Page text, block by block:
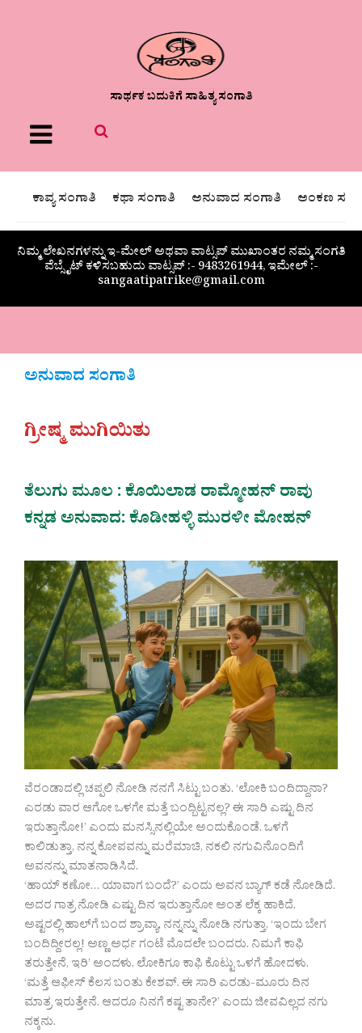
ಸಾರ್ಥಕ ಬದುಕಿಗೆ ಸಾಹಿತ್ಯ ಸಂಗಾತಿ
Menu
ಕಾವ್ಯ ಸಂಗಾತಿ ಕಥಾ ಸಂಗಾತಿ ಅನುವಾದ ಸಂಗಾತಿ ಅಂಕಣ
ನಿಮ್ಮ ಲೇಖನಗಳನ್ನು ಇ-ಮೇಲ್ ಅಥವಾ ವಾಟ್ಸಪ್ ಮುಖಾಂತರ ನಮ್ಮ ಸಂಗತಿ
ವೆಬ್ಸೈಟ್ ಕಳಿಸಬಹುದು ವಾಟ್ಸಪ್‌ :- 9483261944, ಇಮೇಲ್ :-
sangaatipatrike@gmail.com
ಅನುವಾದ ಸಂಗಾತಿ
ಗ್ರೀಷ್ಮ ಮುಗಿಯಿತು
ತೆಲುಗು ಮೂಲ : ಕೊಯಿಲಾಡ ರಾಮ್ಮೋಹನ್ ರಾವು
ಕನ್ನಡ ಅನುವಾದ: ಕೊಡೀಹಳ್ಳಿ ಮುರಳೀ ಮೋಹನ್
ವೆರಂಡಾದಲ್ಲಿ ಚಪ್ಪಲಿ ನೋಡಿ ನನಗೆ ಸಿಟ್ಟು ಬಂತು. ‘ಲೋಕಿ ಬಂದಿದ್ದಾನಾ?
ಎರಡು ವಾರ ಆಗೋ ಒಳಗೇ ಮತ್ತೆ ಬಂದ್ಬಿಟ್ಟನಲ್ಲ? ಈ ಸಾರಿ ಎಷ್ಟು ದಿನ
ಇರುತ್ತಾನೋ!’ ಎಂದು ಮನಸ್ಸಿನಲ್ಲಿಯೇ ಅಂದುಕೊಂಡೆ. ಒಳಗೆ
ಕಾಲಿಡುತ್ತಾ, ನನ್ನ ಕೋಪವನ್ನು ಮರೆಮಾಚಿ, ನಕಲಿ ನಗುವಿನೊಂದಿಗೆ
ಅವನನ್ನು ಮಾತನಾಡಿಸಿದೆ.
‘ಹಾಯ್ ಕಣೋ… ಯಾವಾಗ ಬಂದೆ?’ ಎಂದು ಅವನ ಬ್ಯಾಗ್ ಕಡೆ ನೋಡಿದೆ.
ಅದರ ಗಾತ್ರ ನೋಡಿ ಎಷ್ಟು ದಿನ ಇರುತ್ತಾನೋ ಅಂತ ಲೆಕ್ಕ ಹಾಕಿದೆ.
ಅಷ್ಟರಲ್ಲಿ ಹಾಲ್‍ಗೆ ಬಂದ ಶ್ರಾವ್ಯಾ, ನನ್ನನ್ನು ನೋಡಿ ನಗುತ್ತಾ, ‘ಇಂದು ಬೇಗ
ಬಂದಿದ್ದೀರಲ್ಲ! ಅಣ್ಣ ಅರ್ಧ ಗಂಟೆ ಮೊದಲೇ ಬಂದರು. ನಿಮಗೆ ಕಾಫಿ
ತರುತ್ತೇನೆ, ಇರಿ’ ಅಂದಳು. ಲೋಕಿಗೂ ಕಾಫಿ ಕೊಟ್ಟು ಒಳಗೆ ಹೋದಳು.
‘ಮತ್ತೆ ಆಫೀಸ್ ಕೆಲಸ ಬಂತು ಕೇಶವ್. ಈ ಸಾರಿ ಎರಡು-ಮೂರು ದಿನ
ಮಾತ್ರ ಇರುತ್ತೇನೆ. ಆದರೂ ನಿನಗೆ ಕಷ್ಟ ತಾನೇ?’ ಎಂದು ಜೀವವಿಲ್ಲದ ನಗು
ನಕ್ಕನು.